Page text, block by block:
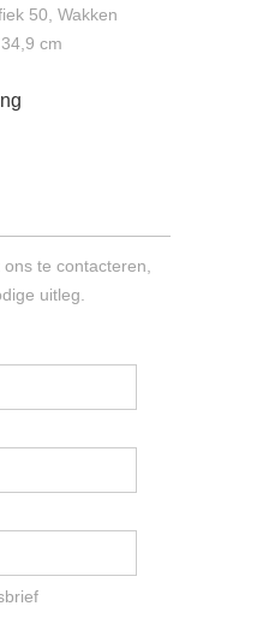
50, Wakken
cm
te contacteren,
uitleg.